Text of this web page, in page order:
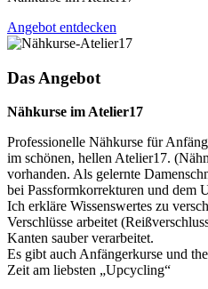
Angebot entdecken
Das Angebot
Nähkurse im Atelier17
Professionelle Nähkurse für
im schönen, hellen Atelier17.
vorhanden. Als gelernte
bei Passformkorrekturen und dem
Ich erkläre Wissenswertes zu
Verschlüsse arbeitet
Kanten sauber verarbeitet.
Es gibt auch Anfängerkurse und
Zeit am liebsten „Upcycling“